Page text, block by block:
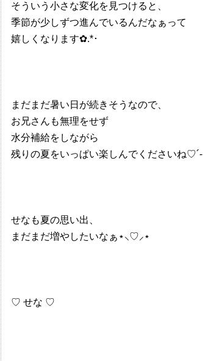
そういう小さな変化を見つけると、
季節が少しずつ進んでいるんだなぁって
嬉しくなります✿.*･
まだまだ暑い日が続きそうなので、
お兄さんも無理をせず
水分補給をしながら
残りの夏をいっぱい楽しんでくださいね♡´-‬
せなも夏の思い出、
まだまだ増やしたいなぁ⋆⸜♡⸝‍⋆
♡ せな ♡